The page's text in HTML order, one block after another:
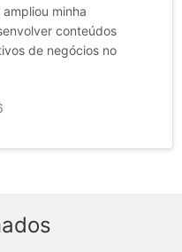
minha
conteúdos
de negócios no